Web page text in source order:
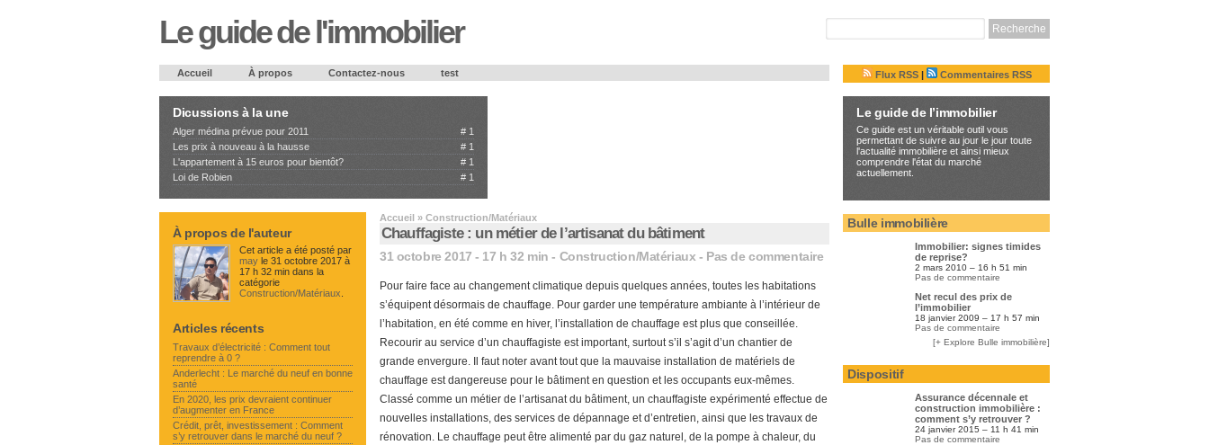
Le guide de l'immobilier
Accueil À propos Contactez-nous test Flux RSS| Commentaires RSS
Dicussions à la une
Alger médina prévue pour 2011 # 1
Les prix à nouveau à la hausse
# 1
L'appartement à 15 euros pour bientôt?
# 1
Loi de Robien
# 1
Accueil » Construction/Matériaux
Chauffagiste : un métier de l’artisanat du bâtiment
31 octobre 2017 - 17 h 32 min - Construction/Matériaux - Pas de commentaire
Pour faire face au changement climatique depuis quelques années, toutes les habitations
s’équipent désormais de chauffage. Pour garder une température ambiante à l’intérieur de
l’habitation, en été comme en hiver, l’installation de chauffage est plus que conseillée.
Recourir au service d’un chauffagiste est important, surtout s’il s’agit d’un chantier de
grande envergure. Il faut noter avant tout que la mauvaise installation de matériels de
chauffage est dangereuse pour le bâtiment en question et les occupants eux-mêmes.
Classé comme un métier de l’artisanat du bâtiment, un chauffagiste expérimenté effectue de
nouvelles installations, des services de dépannage et d’entretien, ainsi que les travaux de
rénovation. Le chauffage peut être alimenté par du gaz naturel, de la pompe à chaleur, du
À propos de l'auteur
Cet article a été posté par
may le 31 octobre 2017 à
17 h 32 min dans la
catégorie
Construction/Matériaux
Articles récents
Travaux d’électricité : Comment tout
reprendre à 0 ?
Anderlecht : Le marché du neuf en bonne
santé
En 2020, les prix devraient continuer
d’augmenter en France
Crédit, prêt, investissement : Comment
s’y retrouver dans le marché du neuf ?
Le guide de l’immobilier
Ce guide est un véritable outil vous
permettant de suivre au jour le jour toute
l'actualité immobilière et ainsi mieux
comprendre l'état du marché
actuellement.
Bulle immobilière
Immobilier: signes timides
de reprise?
2 mars 2010 – 16 h 51 min
Pas de commentaire
Net recul des prix de
l’immobilier
18 janvier 2009 – 17 h 57 min
Pas de commentaire
[+ Explore Bulle immobilière]
Dispositif
Assurance décennale et
construction immobilière :
comment s’y retrouver ?
24 janvier 2015 – 11 h 41 min
Pas de commentaire